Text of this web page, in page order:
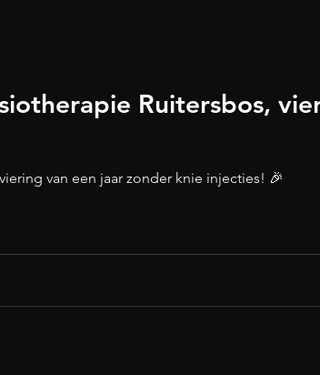
Ruitersbos,
van een jaar zonder knie injecties! 🎉